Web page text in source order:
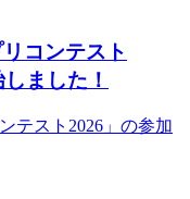
コンテスト
ました！
テスト2026」の参加